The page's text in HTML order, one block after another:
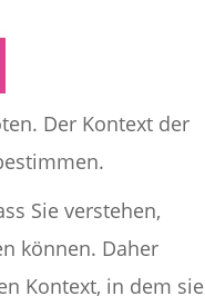
Der Kontext der
Sie verstehen,
können. Daher
Kontext, in dem sie